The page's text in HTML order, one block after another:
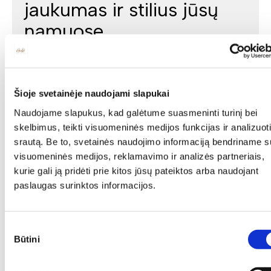
Šioje svetainėje naudojami slapukai
Naudojame slapukus, kad galėtume suasmeninti turinį bei
skelbimus, teikti visuomeninės medijos funkcijas ir analizuoti
srautą. Be to, svetainės naudojimo informaciją bendriname
visuomeninės medijos, reklamavimo ir analizės partneriais,
kurie gali ją pridėti prie kitos jūsų pateiktos arba naudojant
paslaugas surinktos informacijos.
pasirinkimas
Būtini
jaukumas ir stilius jūsų
namuose
Minkšti baldai yra vienas svarbiausių interjero elementų,
kuris suteikia erdvei jaukumo, estetikos ir patogumo. Jie
proporcijas ar tiesiog sukurti vietą atsipalaidavimui.
domina aukštos kokybės, patvarūs ir tobulai atrodantys